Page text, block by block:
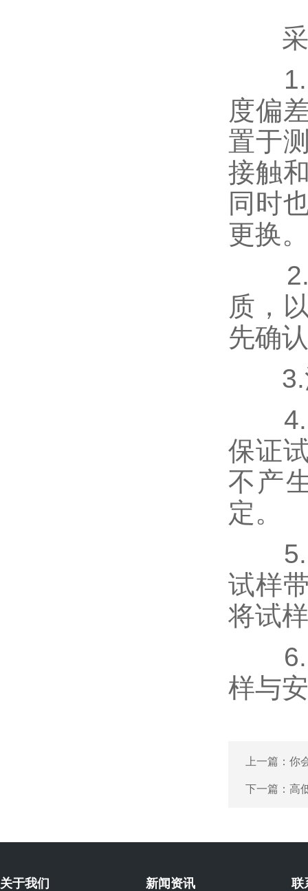
采用
1.在
度偏
置于
接触
同时
更换。
2.检
质，
先确
3.注
4.为
保证
不产
定。
5.在
试样
将试
6.试
样与
上一篇： 你
下一篇： 高
关于我们 新闻资讯 联